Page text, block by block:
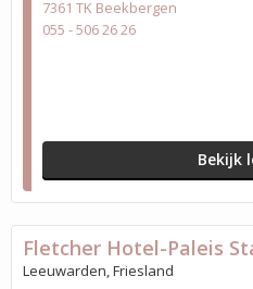
7361 TK Beekbergen
055 - 506 26 26
Bekijk
Fletcher Hotel-Paleis
Leeuwarden, Friesland